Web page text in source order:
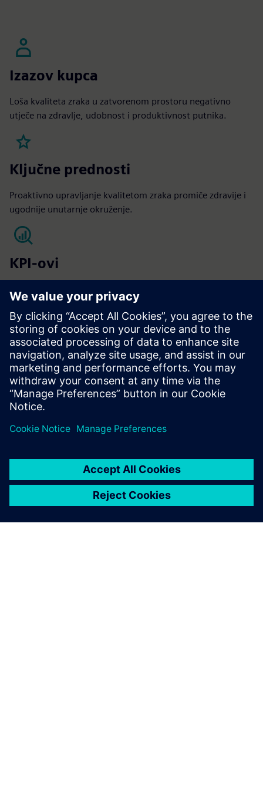
Izazov kupca
Loša kvaliteta zraka u zatvorenom prostoru negativno
utječe na zdravlje, udobnost i produktivnost putnika.
Ključne prednosti
Proaktivno upravljanje kvalitetom zraka promiče zdravije i
ugodnije unutarnje okruženje.
KPI-ovi
Zadovoljstvo stanara
Stopa slobodnih radnih mjesta